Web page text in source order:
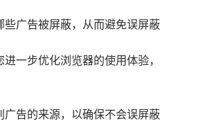
广告被屏蔽，从而避免误屏蔽
一步优化浏览器的使用体验，
告的来源，以确保不会误屏蔽